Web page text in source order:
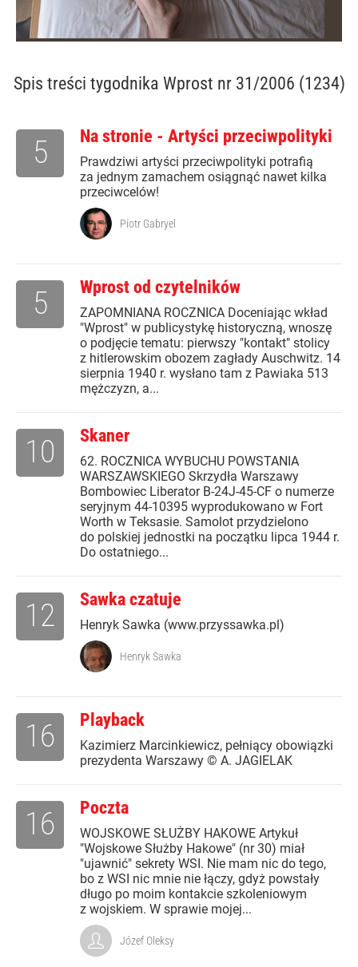
Spis treści tygodnika Wprost nr 31/2006 (1234)
Na stronie - Artyści przeciwpolityki
Prawdziwi artyści przeciwpolityki potrafią
za jednym zamachem osiągnąć nawet kilka
przeciwcelów!
5
Piotr Gabryel
Wprost od czytelników
ZAPOMNIANA ROCZNICA Doceniając wkład
"Wprost" w publicystykę historyczną, wnoszę
o podjęcie tematu: pierwszy "kontakt" stolicy
z hitlerowskim obozem zagłady Auschwitz. 14
sierpnia 1940 r. wysłano tam z Pawiaka 513
mężczyzn, a...
5
Skaner
62. ROCZNICA WYBUCHU POWSTANIA
WARSZAWSKIEGO Skrzydła Warszawy
Bombowiec Liberator B-24J-45-CF o numerze
seryjnym 44-10395 wyprodukowano w Fort
Worth w Teksasie. Samolot przydzielono
do polskiej jednostki na początku lipca 1944 r.
Do ostatniego...
10
Sawka czatuje
Henryk Sawka (www.przyssawka.pl)
12
Henryk Sawka
Playback
Kazimierz Marcinkiewicz, pełniący obowiązki
prezydenta Warszawy © A. JAGIELAK
16
Poczta
WOJSKOWE SŁUŻBY HAKOWE Artykuł
"Wojskowe Służby Hakowe" (nr 30) miał
"ujawnić" sekrety WSI. Nie mam nic do tego,
bo z WSI nic mnie nie łączy, gdyż powstały
długo po moim kontakcie szkoleniowym
z wojskiem. W sprawie mojej...
16
Józef Oleksy